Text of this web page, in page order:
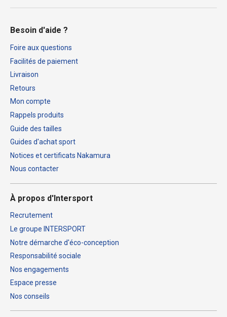
Besoin d'aide ?
Foire aux questions
Facilités de paiement
Livraison
Retours
Mon compte
Rappels produits
Guide des tailles
Guides d'achat sport
Notices et certificats Nakamura
Nous contacter
À propos d'Intersport
Recrutement
Le groupe INTERSPORT
Notre démarche d'éco-conception
Responsabilité sociale
Nos engagements
Espace presse
Nos conseils